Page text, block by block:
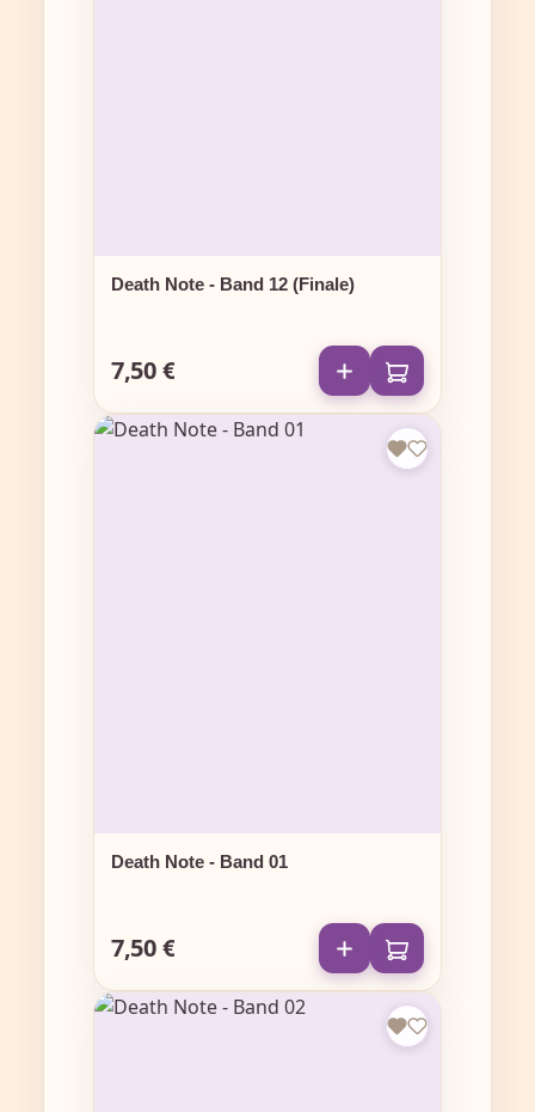
Death Note - Band 12 (Finale)
Regulärer Preis:
7,50 €
Death Note - Band 01
Regulärer Preis:
7,50 €